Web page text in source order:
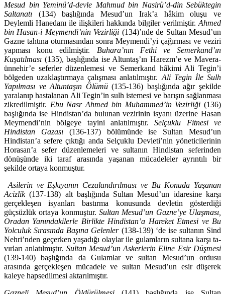
Mesud bin Yeminü’d-devle Mahmud bin Nasirü’d-din Sebüktegin
Saltanatı (134) başlığında Mesud’un Irak’a hâkim oluşu ve
Deylemli Hanedanı ile ilişki­leri hakkında bilgiler verilmiştir. Ahmed
bin Hasan-i Meymendi’nin Vezir­liği (134)’nde de Sultan Mesud’un
Gazne tahtına oturmasından sonra Meymen­di’yi çağırması ve veziri
yapması konu edilmiştir. Buhara’nın Fethi ve Semer­kand’ın
Kuşatılması (135), başlığında ise Altuntaş’ın Harezm’e ve Mavera­
ünnehir’e seferler düzenlemesi ve Semerkand hâkimi Ali Tegin’i
bölgeden uzak­laştırmaya çalışması anlatılmıştır. Ali Tegin İle Sulh
Yapılması ve Altunta­şın Ölümü(135-136) başlığında ağır şekilde
yaralanıp hastalanan Ali Tegin’in sulh istemesi ve barışın sağlanması
zikredilmiştir. Ebu Nasr Ahmed bin Mu­hammed’in Vezirliği (136)
başlığında ise Hindistan’da bulunan vezirinin isyanı üzerine Hasan
Meymendi’nin bölgeye tayini anlatılmıştır.Selçuklu Fitnesi ve
Hindistan Gazası(136-137) bölümünde ise Sultan Mesud’un
Hindistan’a se­fere çıktığı anda Selçuklu Devleti’nin yöneticilerinin
Horasan’a sefer düzen­lemeleri ve sultanın Hindistan seferinden
dönüşünde iki taraf arasında yaşa­nan mücadeleler ayrıntılı bir
şekilde ortaya konmuştur.
Asilerin ve Eşkıyanın Cezalandırılması ve Bu Konuda Yaşanan
Acizlik(137-138) alt başlığında Sultan Mesud’un idaresine karşı
gerçekleşen isyanları bas­tırma konusunda devletin gösterdiği
güçsüzlük ortaya konmuştur. Sultan Mesud’un Gazne’ye Ulaşması,
Oradan Yanındakilerle Birlikte Hindistan’a Ha­reket Etmesi ve Bu
Yolculuk Sırasında Başına Gelenler (138-139) ‘de ise sulta­nın Sind
Nehri’nden geçerken yaşadığı olaylar ile gulamların sultana karşı ta­
vırları anlatılmıştır. Sultan Mesud’un Askerlerin Eline Esir Düşmesi
(139-140) başlığında da Gulamlar ve sultan Mesud’un ordusu
arasında gerçekleşen mücadele ve sultan Mesud’un esir düşerek
kaleye hapsedilmesi aktarılmıştır.